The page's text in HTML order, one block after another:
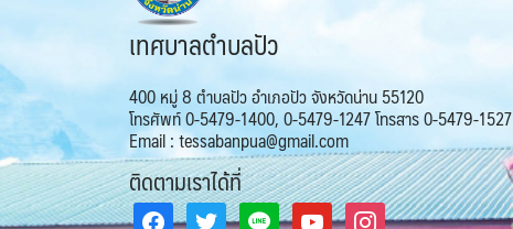
เทศบาลตำบลปัว
400 หมู่ 8 ตำบลปัว อำเภอปัว จังหวัดน่าน 55120
โทรศัพท์ 0-5479-1400, 0-5479-1247 โทรสาร 0-5479-1527
Email : tessabanpua@gmail.com
ติดตามเราได้ที่
facebooktwitter line youtubeinstagram